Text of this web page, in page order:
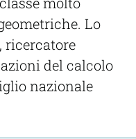
Lo
ricercatore
del calcolo
nazionale